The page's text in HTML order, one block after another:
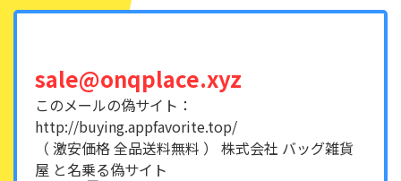
sale@onqplace.xyz
このメールの偽サイト：
http://buying.appfavorite.top/
（ 激安価格 全品送料無料 ） 株式会社 バッグ雑貨
屋 と名乗る偽サイト